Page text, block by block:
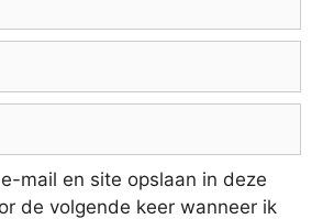
mail en site opslaan in deze
de volgende keer wanneer ik